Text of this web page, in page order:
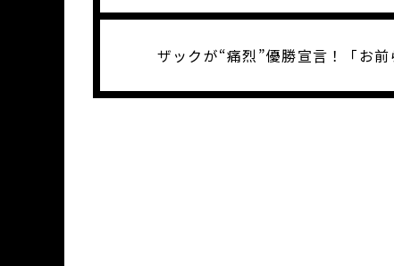
ザックが“痛烈”優勝宣言！「お